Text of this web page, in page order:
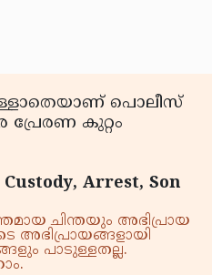
പൊലീസ്
കുറ്റം
Arrest, Son
ചിന്തയും അഭിപ്രായ
അഭിപ്രായങ്ങളായി
പാടുള്ളതല്ല.